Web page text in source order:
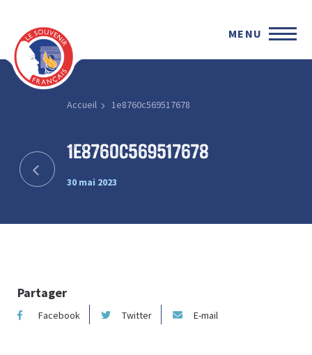
MENU
Accueil 1e8760c569517678
1e8760c569517678
30 mai 2023
Partager
Facebook Twitter E-mail